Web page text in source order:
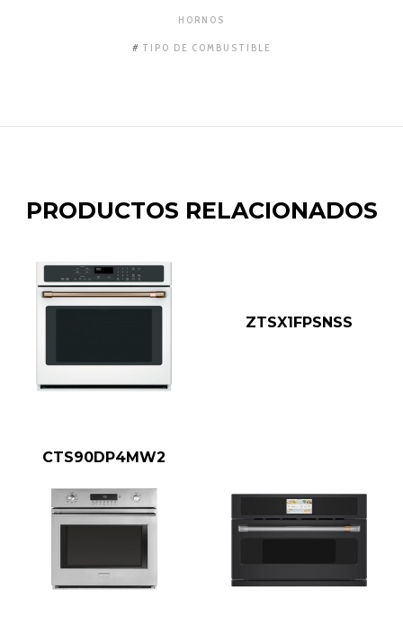
HORNOS
TIPO DE COMBUSTIBLE
PRODUCTOS RELACIONADOS
CTS90DP4MW2
ZTSX1FPSNSS